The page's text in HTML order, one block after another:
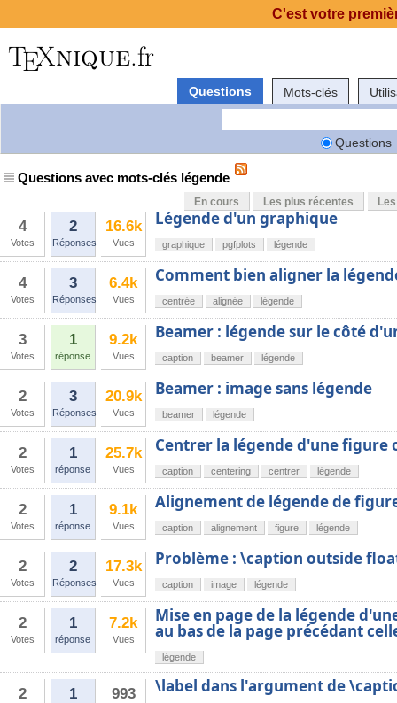
Questions Mots-clés
Questions
Questions avec mots-clés légende
En cours Les plus récentes
4
Votes
2
Réponses
16.6k
Vues
Légende d'un graphique
graphique pgfplots légende
4
Votes
3
Réponses
6.4k
Vues
Comment bien aligner la
centrée alignée légende
3
Votes
1
réponse
9.2k
Vues
Beamer : légende sur le côté
caption beamer légende
2
Votes
3
Réponses
20.9k
Vues
Beamer : image sans légende
beamer légende
2
Votes
1
réponse
25.7k
Vues
Centrer la légende d'une figure
caption centering centrer légende
2
Votes
1
réponse
9.1k
Vues
Alignement de légende de
caption alignement figure légende
2
Votes
2
Réponses
17.3k
Vues
Problème : \caption outside
caption image légende
2
Votes
1
réponse
7.2k
Vues
Mise en page de la légende
au bas de la page précédant
légende
2 1 993 \label dans l'argument de
C'est votre